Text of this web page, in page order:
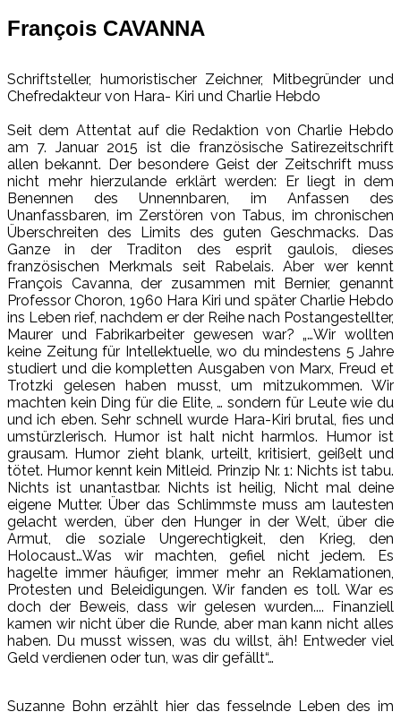
François CAVANNA
Schriftsteller, humoristischer Zeichner, Mitbegründer und
Chefredakteur von Hara- Kiri und Charlie Hebdo
Seit dem Attentat auf die Redaktion von Charlie Hebdo
am 7. Januar 2015 ist die französische Satirezeitschrift
allen bekannt. Der besondere Geist der Zeitschrift muss
nicht mehr hierzulande erklärt werden: Er liegt in dem
Benennen des Unnennbaren, im Anfassen des
Unanfassbaren, im Zerstören von Tabus, im chronischen
Überschreiten des Limits des guten Geschmacks. Das
Ganze in der Traditon des esprit gaulois, dieses
französischen Merkmals seit Rabelais. Aber wer kennt
François Cavanna, der zusammen mit Bernier, genannt
Professor Choron, 1960 Hara Kiri und später Charlie Hebdo
ins Leben rief, nachdem er der Reihe nach Postangestellter,
Maurer und Fabrikarbeiter gewesen war? „…Wir wollten
keine Zeitung für Intellektuelle, wo du mindestens 5 Jahre
studiert und die kompletten Ausgaben von Marx, Freud et
Trotzki gelesen haben musst, um mitzukommen. Wir
machten kein Ding für die Elite, … sondern für Leute wie du
und ich eben. Sehr schnell wurde Hara-Kiri brutal, fies und
umstürzlerisch. Humor ist halt nicht harmlos. Humor ist
grausam. Humor zieht blank, urteilt, kritisiert, geißelt und
tötet. Humor kennt kein Mitleid. Prinzip Nr. 1: Nichts ist tabu.
Nichts ist unantastbar. Nichts ist heilig, Nicht mal deine
eigene Mutter. Über das Schlimmste muss am lautesten
gelacht werden, über den Hunger in der Welt, über die
Armut, die soziale Ungerechtigkeit, den Krieg, den
Holocaust…Was wir machten, gefiel nicht jedem. Es
hagelte immer häufiger, immer mehr an Reklamationen,
Protesten und Beleidigungen. Wir fanden es toll. War es
doch der Beweis, dass wir gelesen wurden.... Finanziell
kamen wir nicht über die Runde, aber man kann nicht alles
haben. Du musst wissen, was du willst, äh! Entweder viel
Geld verdienen oder tun, was dir gefällt“…
Suzanne Bohn erzählt hier das fesselnde Leben des im